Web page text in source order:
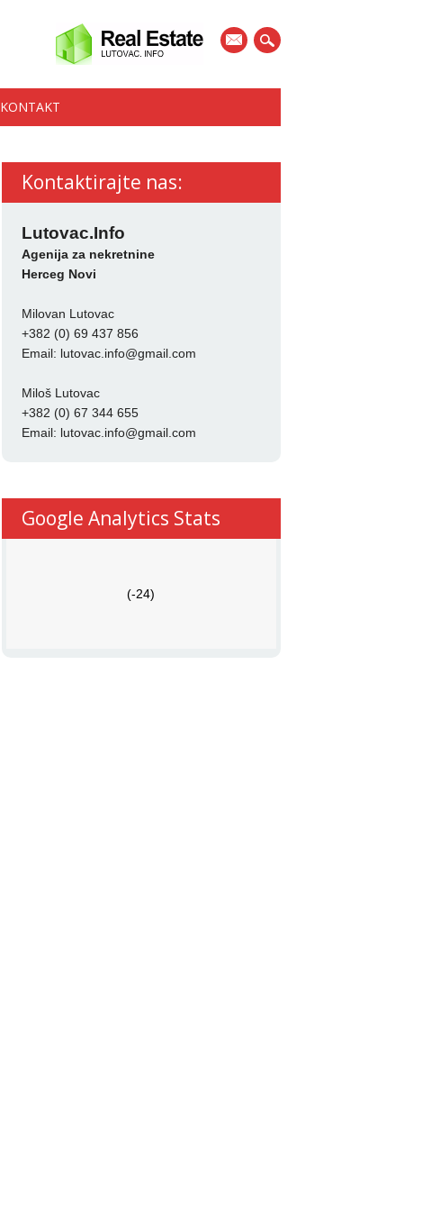
mail
KONTAKT
Kontaktirajte nas:
Lutovac.Info
Agenija za nekretnine
Herceg Novi
Milovan Lutovac
+382 (0) 69 437 856
Email: lutovac.info@gmail.com
Miloš Lutovac
+382 (0) 67 344 655
Email: lutovac.info@gmail.com
Google Analytics Stats
(-24)